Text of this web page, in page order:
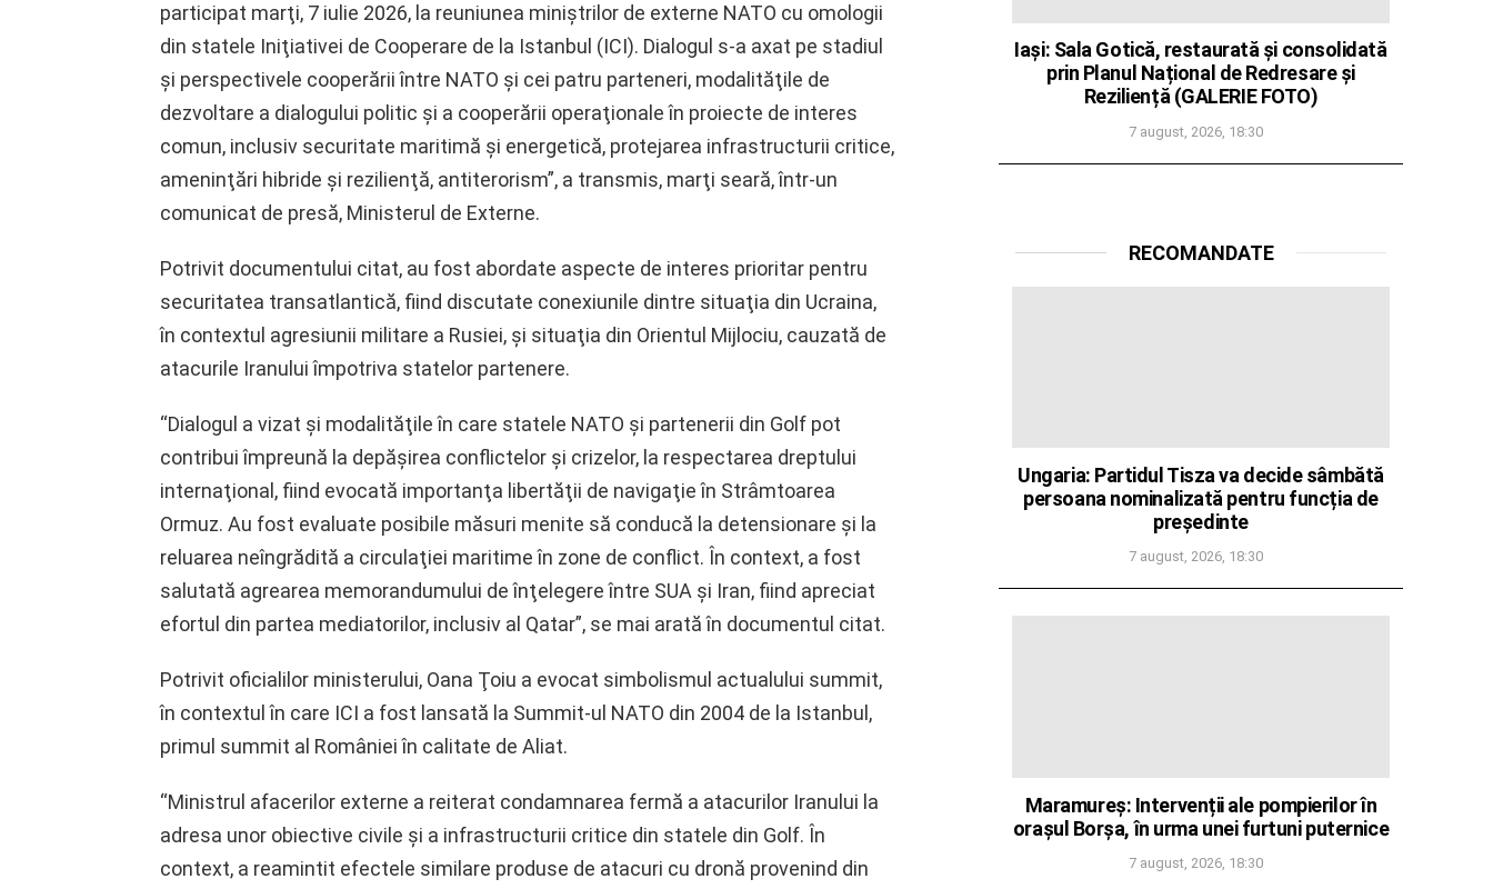
participat marţi, 7 iulie 2026, la reuniunea miniştrilor de externe NATO cu omologii
din statele Iniţiativei de Cooperare de la Istanbul (ICI). Dialogul s-a axat pe stadiul
şi perspectivele cooperării între NATO şi cei patru parteneri, modalităţile de
dezvoltare a dialogului politic şi a cooperării operaţionale în proiecte de interes
comun, inclusiv securitate maritimă şi energetică, protejarea infrastructurii critice,
ameninţări hibride şi rezilienţă, antiterorism”, a transmis, marţi seară, într-un
comunicat de presă, Ministerul de Externe.
Potrivit documentului citat, au fost abordate aspecte de interes prioritar pentru
securitatea transatlantică, fiind discutate conexiunile dintre situaţia din Ucraina,
în contextul agresiunii militare a Rusiei, şi situaţia din Orientul Mijlociu, cauzată de
atacurile Iranului împotriva statelor partenere.
“Dialogul a vizat şi modalităţile în care statele NATO şi partenerii din Golf pot
contribui împreună la depăşirea conflictelor şi crizelor, la respectarea dreptului
internaţional, fiind evocată importanţa libertăţii de navigaţie în Strâmtoarea
Ormuz. Au fost evaluate posibile măsuri menite să conducă la detensionare şi la
reluarea neîngrădită a circulaţiei maritime în zone de conflict. În context, a fost
salutată agrearea memorandumului de înţelegere între SUA şi Iran, fiind apreciat
efortul din partea mediatorilor, inclusiv al Qatar”, se mai arată în documentul citat.
Potrivit oficialilor ministerului, Oana Ţoiu a evocat simbolismul actualului summit,
în contextul în care ICI a fost lansată la Summit-ul NATO din 2004 de la Istanbul,
primul summit al României în calitate de Aliat.
“Ministrul afacerilor externe a reiterat condamnarea fermă a atacurilor Iranului la
adresa unor obiective civile şi a infrastructurii critice din statele din Golf. În
context, a reamintit efectele similare produse de atacuri cu dronă provenind din
Iași: Sala Gotică, restaurată și consolidată
prin Planul Național de Redresare și
Reziliență (GALERIE FOTO)
7 august, 2026, 18:30
RECOMANDATE
Ungaria: Partidul Tisza va decide sâmbătă
persoana nominalizată pentru funcția de
președinte
7 august, 2026, 18:30
Maramureș: Intervenții ale pompierilor în
orașul Borșa, în urma unei furtuni puternice
7 august, 2026, 18:30